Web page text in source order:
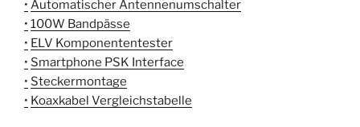
• Automatischer Antennenumschalter
• 100W Bandpässe
• ELV Komponententester
• Smartphone PSK Interface
• Steckermontage
• Koaxkabel Vergleichstabelle